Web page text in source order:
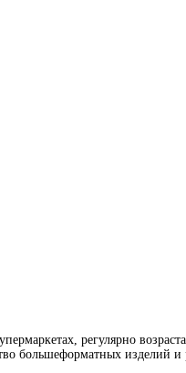
регулярно
большеформатных изделий и